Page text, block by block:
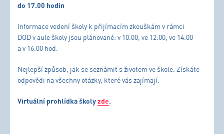
do 17.00 hodin
Informace vedení školy k přijímacím zkouškám v rámci
DOD v aule školy jsou plánované: v 10.00, ve 12.00, ve 14.00
a v 16.00 hod.
Nejlepší způsob, jak se seznámit s životem ve škole. Získáte
odpovědi na všechny otázky, které vás zajímají.
Virtuální prohlídka školyzde.